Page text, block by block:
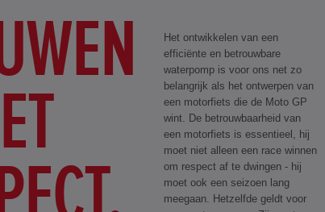
Het ontwikkelen van een
efficiënte en betrouwbare
waterpomp is voor ons net zo
belangrijk als het ontwerpen van
een motorfiets die de Moto GP
wint. De betrouwbaarheid van
een motorfiets is essentieel, hij
moet niet alleen een race winnen
om respect af te dwingen - hij
moet ook een seizoen lang
meegaan. Hetzelfde geldt voor